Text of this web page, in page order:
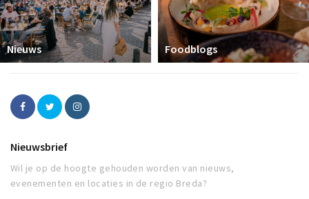
Nieuws Foodblogs
Nieuwsbrief
Wil je op de hoogte gehouden worden van nieuws,
evenementen en locaties in de regio Breda?